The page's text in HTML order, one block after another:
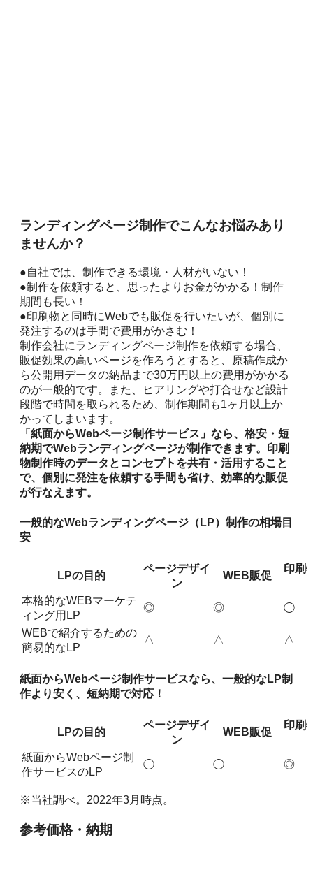
ランディングページ制作でこんなお悩みあり
ませんか？
●自社では、制作できる環境・人材がいない！
●制作を依頼すると、思ったよりお金がかかる！制作
期間も長い！
●印刷物と同時にWebでも販促を行いたいが、個別に
発注するのは手間で費用がかさむ！
制作会社にランディングページ制作を依頼する場合、
販促効果の高いページを作ろうとすると、原稿作成か
ら公開用データの納品まで30万円以上の費用がかかる
のが一般的です。また、ヒアリングや打合せなど設計
段階で時間を取られるため、制作期間も1ヶ月以上か
かってしまいます。
「紙面からWebページ制作サービス」なら、格安・短
納期でWebランディングページが制作できます。印刷
物制作時のデータとコンセプトを共有・活用すること
で、個別に発注を依頼する手間も省け、効率的な販促
が行なえます。
一般的なWebランディングページ（LP）制作の相場目
安
LPの目的
ページデザイ
ン
WEB販促
印刷
本格的なWEBマーケテ
ィング用LP
◎ ◎ ◯
WEBで紹介するための
簡易的なLP
△ △ △
紙面からWebページ制作サービスなら、一般的なLP制
作より安く、短納期で対応！
LPの目的
ページデザイ
ン
WEB販促
印刷
紙面からWebページ制
作サービスのLP
◯ ◯ ◎
※当社調べ。2022年3月時点。
参考価格・納期